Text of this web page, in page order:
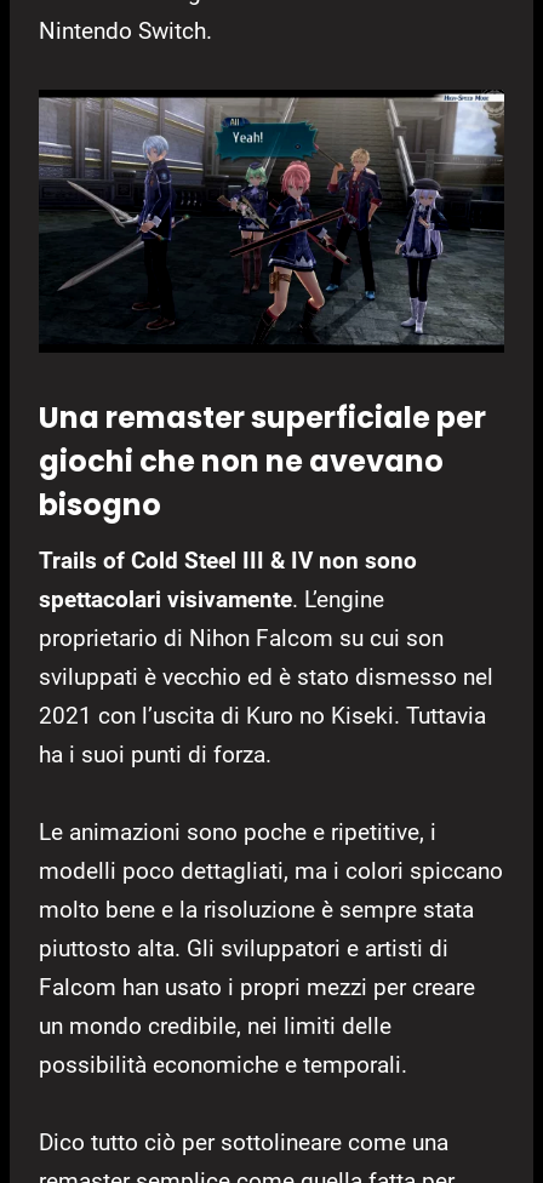
Nintendo Switch.
Una remaster superficiale per
giochi che non ne avevano
bisogno
Trails of Cold Steel III & IV non sono
spettacolari visivamente. L’engine
proprietario di Nihon Falcom su cui son
sviluppati è vecchio ed è stato dismesso nel
2021 con l’uscita di Kuro no Kiseki. Tuttavia
ha i suoi punti di forza.
Le animazioni sono poche e ripetitive, i
modelli poco dettagliati, ma i colori spiccano
molto bene e la risoluzione è sempre stata
piuttosto alta. Gli sviluppatori e artisti di
Falcom han usato i propri mezzi per creare
un mondo credibile, nei limiti delle
possibilità economiche e temporali.
Dico tutto ciò per sottolineare come una